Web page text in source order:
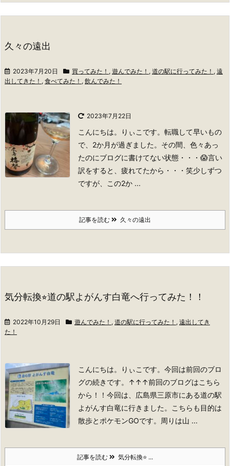
久々の遠出
2023年7月20日 買ってみた！ , 遊んでみた！ , 道の駅に行ってみた！ , 遠
出してきた！ , 食べてみた！ , 飲んでみた！
2023年7月22日
こんにちは。りぃこです。 転職して早いもの
で、2か月が過ぎました。 その間、色々あっ
たのにブログに書けてない状態・・・😱言い
訳をすると、疲れてたから・・・笑少しずつ
ですが、この2か ...
記事を読む 久々の遠出
気分転換⭐︎道の駅よがんす白竜へ行ってみた！！
2022年10月29日 遊んでみた！ , 道の駅に行ってみた！ , 遠出してき
た！
こんにちは。りぃこです。 今回は前回のブロ
グの続きです。
↑↑↑前回のブログはこちら
から！！ 今回は、広島県三原市にある道の駅
よがんす白竜に行きました。こちらも目的は
散歩とポケモンGOです。周りは山 ...
記事を読む 気分転換⭐ ...